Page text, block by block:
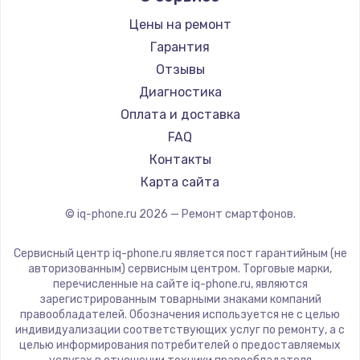
Заказать
Замена шим-контроллера
3900 руб.
Заказать
Настройка Wi-Fi
1040 руб.
Заказать
1195 руб.
Заказать
Замена динамиков
1350 руб.
Ремонт смартфонов Land Rover
Ремонт смартфонов Acer
Ремонт смартфонов HP
Ремонт смартфонов Poco
Ремонт смартфонов HTC
Ремонт смартфонов Blackmagic
Ремонт смартфонов Nothing
Ремонт смартфонов iQOO
Highscreen
Irbis
Kyocera
LeEco
OnePlus
teXet
Motorola
Prestigio
Elephone
BlackView
Google
Vertu
Цены на ремонт
Гарантия
Отзывы
Диагностика
Оплата и доставка
FAQ
Контакты
Карта сайта
© iq-phone.ru 2026 — Ремонт смартфонов.
Сервисный центр iq-phone.ru является пост гарантийным (не
авторизованным) сервисным центром. Торговые марки,
перечисленные на сайте iq-phone.ru, являются
зарегистрированным товарными знаками компаний
правообладателей. Обозначения используется не с целью
индивидуализации соответствующих услуг по ремонту, а с
целью информирования потребителей о предоставляемых